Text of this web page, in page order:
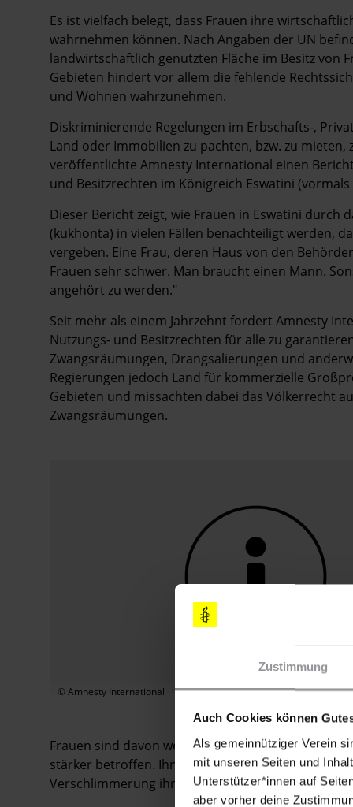
Zustimmung
Auch Cookies können
Als gemeinnütziger Verein
mit unseren Seiten und
Unterstützer*innen auf
aber vorher deine
Es ist vielfach belegt, dass Frauen ihre
wahrnehmen können. Nach Angaben der UN
landwirtschaftlich genutzten Fläche im Besitz von
Gebieten hindert vor allem die fehlende
und Wohnen wahrzunehmen.
Diskriminierende Regelungen im Erbschafts-,
Land oder Immobilien zu pachten, bzw. zu
veröffentlichte Amnesty International einen
und Besitzrechten im Königreich Eswatini (vormals
Dieser Bericht zeigt, wie Frauen in Eswatini
(kukhonta) in vielen Fällen benachteiligt werden,
vergeben. Eine Frau, deren Haus von den
Frauen sehr schwer. Man braucht einen Mann.
angehört zu werden."
Seit mehr als einem Jahrzehnt fordert Amnesty
Nutzungs- und Besitzrechten für alle zu
Zwangsräumungen, Drangsalierungen und
Regierungen jedoch Land für kommerzielle
Gebieten und missachten dabei das Völkerrecht
Zwangsräumungen.
© Amnesty International
Frauen sind davon wegen ihres eingeschränkten
stärker betroffen. Ihnen droht nach
Verschlimmerung ihrer bestehenden finanziellen